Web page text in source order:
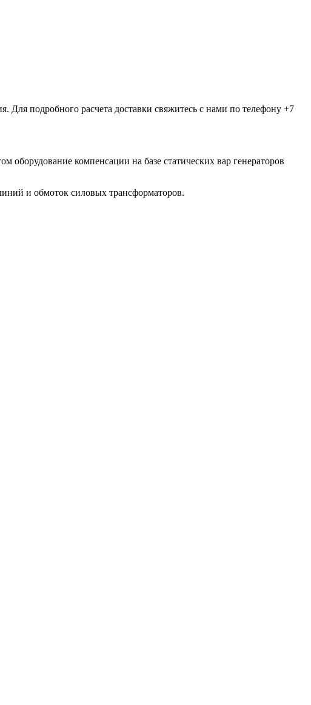
Для подробного расчета доставки свяжитесь с нами по телефону +7
компенсации на базе статических вар генераторов
и обмоток силовых трансформаторов.